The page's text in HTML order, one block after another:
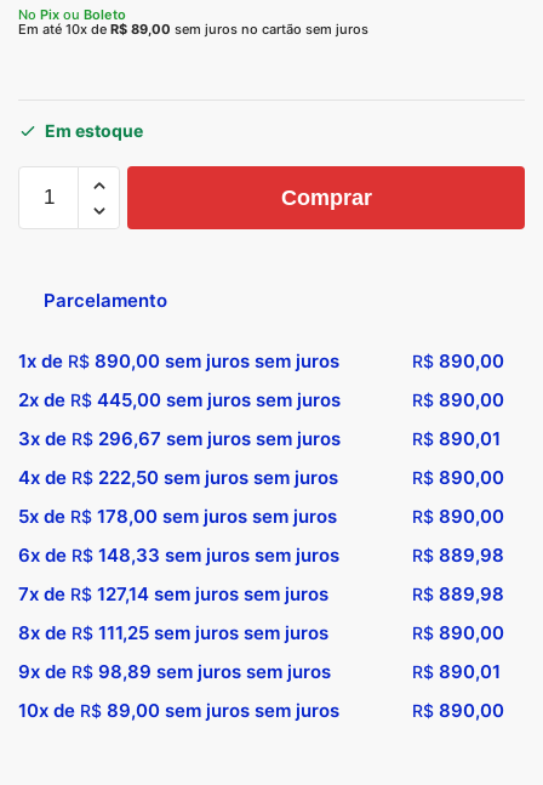
No Pix ou Boleto
Em até 10x de R$ 89,00 sem juros no cartão sem juros
Em estoque
Comprar
Parcelamento
1x de R$ 890,00 sem juros sem juros R$ 890,00
2x de R$ 445,00 sem juros sem juros R$ 890,00
3x de R$ 296,67 sem juros sem juros R$ 890,01
4x de R$ 222,50 sem juros sem juros R$ 890,00
5x de R$ 178,00 sem juros sem juros R$ 890,00
6x de R$ 148,33 sem juros sem juros R$ 889,98
7x de R$ 127,14 sem juros sem juros R$ 889,98
8x de R$ 111,25 sem juros sem juros R$ 890,00
9x de R$ 98,89 sem juros sem juros R$ 890,01
10x de R$ 89,00 sem juros sem juros R$ 890,00